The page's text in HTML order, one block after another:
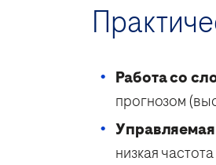
Работа со
прогнозом
низкая